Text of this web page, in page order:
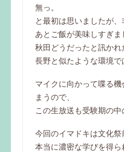
無っ。
と最初は思いましたが
あとご飯が美味しすぎま
秋田どうだったと訊か
長野と似たような環境
マイクに向かって喋る
まうので、
この生放送も受験期の
今回のイマドキは文化
本当に濃密な学びを得ら